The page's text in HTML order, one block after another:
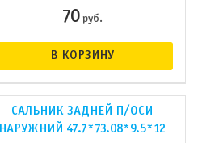
70руб.
В КОРЗИНУ
САЛЬНИК ЗАДНЕЙ П/ОСИ
НАРУЖНИЙ 47.7*73.08*9.5*12